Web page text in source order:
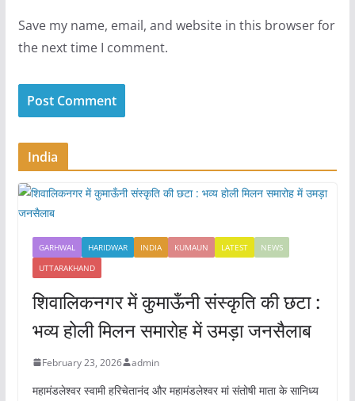
Save my name, email, and website in this browser for
the next time I comment.
India
GARHWAL HARIDWAR INDIA KUMAUN LATEST
NEWS
UTTARAKHAND
शिवालिकनगर में कुमाऊँनी संस्कृति की छटा :
भव्य होली मिलन समारोह में उमड़ा जनसैलाब
February 23, 2026 admin
महामंडलेश्वर स्वामी हरिचेतानंद और महामंडलेश्वर मां संतोषी माता के सानिध्य